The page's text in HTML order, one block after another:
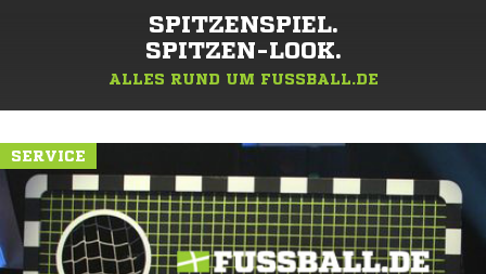
SPITZENSPIEL.
SPITZEN-LOOK.
ALLES RUND UM FUSSBALL.DE
SERVICE